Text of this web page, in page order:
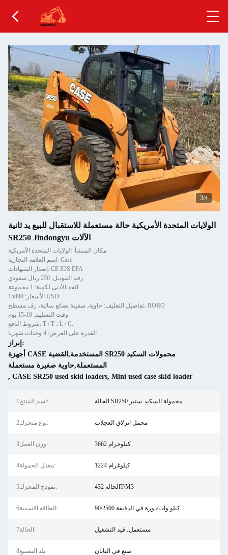
4/4
الولايات المتحدة الأمريكية حالة مستعملة للاستقبال للبيع يد ثانية
SR250 Jindongyu الآلات
مكان المنشأ: الولايات المتحدة الأمريكية
اسم العلامة التجارية: Case
إصدار الشهادات: CE IOS EPA
رقم الموديل: 250 ريال سعودي
الحد الأدنى لكمية: 1 مجموعة
الأسعار: 15000 USD
تفاصيل التغليف: حاوية، سفينة بضائع سائبة، رف مسطح، RORO
وقت التسليم: 10-15 يوم
شروط الدفع: T / T ، L / C.
القدرة على العرض: 4 وحدات شهريا
إبراز:
أجهزة CASE المستخدمة,القضية SR250 محمولات السكيد
المستعملة,حاوية صغيرة مستعملة
, CASE SR250 used skid loaders, Mini used case skid loader
1اسم المنتج: الحالة SR250 محمولة السكيد-ستير
2نوع متحرك: محمل انزلاق العجلات
3وزن العمل: 3662 كيلوجرام
4معدل الحمولة: 1224 كيلوغرام
5نموذج المحرك: الحالة 432T/M3
6الطاقة الاسمية: 90/2500 كيلو وات/دورة في الدقيقة
7الحالة: مستعمل، قيد التشغيل
8بلد التصنيع: صنع في اليابان